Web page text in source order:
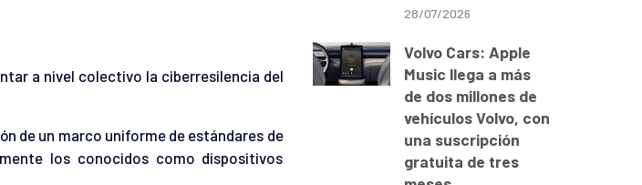
a nivel colectivo la ciberresilencia del
de un marco uniforme de estándares de
los conocidos como dispositivos
28/07/2026
Volvo Cars: Apple
Music llega a más
de dos millones de
vehículos Volvo, con
una suscripción
gratuita de tres